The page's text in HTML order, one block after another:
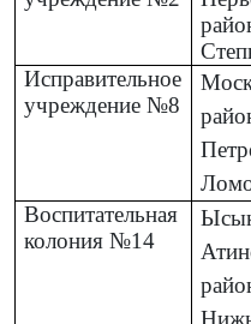
Исправительное
учреждение №8
Воспитательная
колония №14